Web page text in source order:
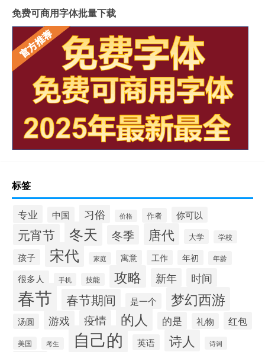
免费可商用字体批量下载
标签
专业 中国 习俗 价格 作者 你可以
元宵节 冬天 冬季 唐代 大学 学校
孩子 宋代 家庭 寓意 工作 年初 年龄
很多人 手机 技能 攻略 新年 时间
春节 春节期间 是一个 梦幻西游
汤圆 游戏 疫情 的人 的是 礼物 红包
美国 考生 自己的 英语 诗人 诗词